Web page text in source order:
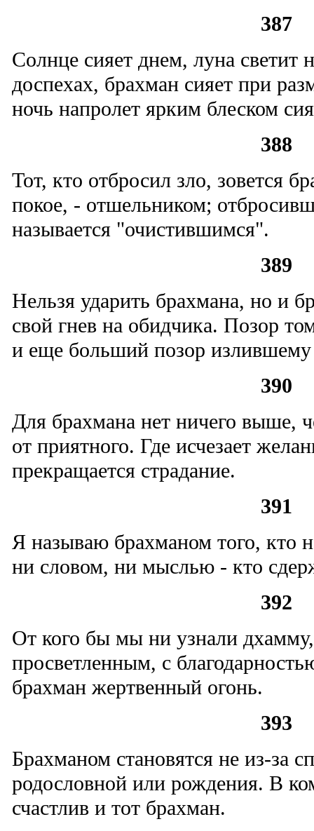
387
Солнце сияет днем, луна светит
доспехах, брахман сияет при
ночь напролет ярким блеском
388
Тот, кто отбросил зло, зовется
покое, - отшельником;
называется "очистившимся".
389
Нельзя ударить брахмана, но и
свой гнев на обидчика. Позор
и еще больший позор излившему
390
Для брахмана нет ничего выше,
от приятного. Где исчезает
прекращается страдание.
391
Я называю брахманом того, кто
ни словом, ни мыслью - кто
392
От кого бы мы ни узнали
просветленным, с
брахман жертвенный огонь.
393
Брахманом становятся не из-за
родословной или рождения. В
счастлив и тот брахман.